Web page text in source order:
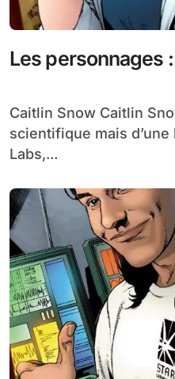
Les personnages
Caitlin Snow Caitlin Snow est une brillante
scientifique mais d’une
Labs,...